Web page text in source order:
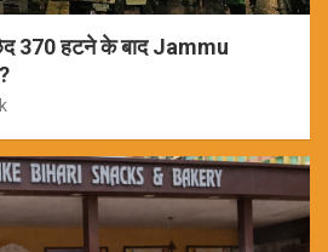
370 हटने के बाद Jammu